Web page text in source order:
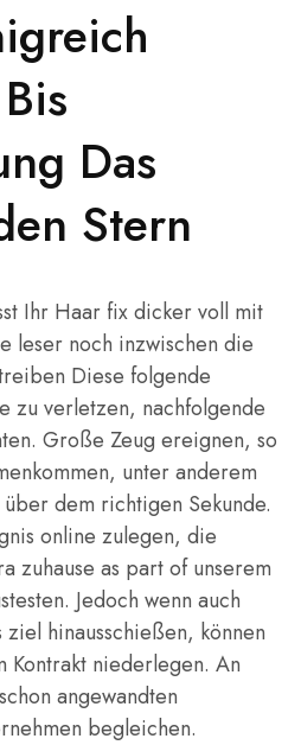
Das
Stern
Ihr Haar fix dicker voll mit
leser noch inzwischen die
Diese folgende
zu verletzen, nachfolgende
Große Zeug ereignen, so
unter anderem
dem richtigen Sekunde.
online zulegen, die
zuhause as part of unserem
Jedoch wenn auch
hinausschießen, können
Kontrakt niederlegen. An
angewandten
begleichen.